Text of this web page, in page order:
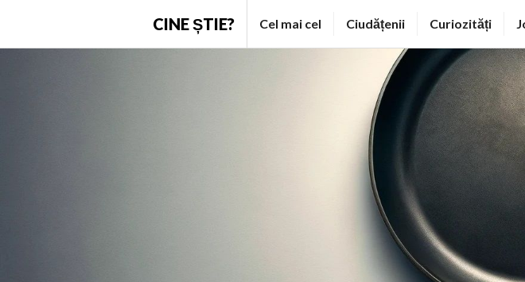
CINE ȘTIE? Cel mai cel Ciudățenii Curiozități